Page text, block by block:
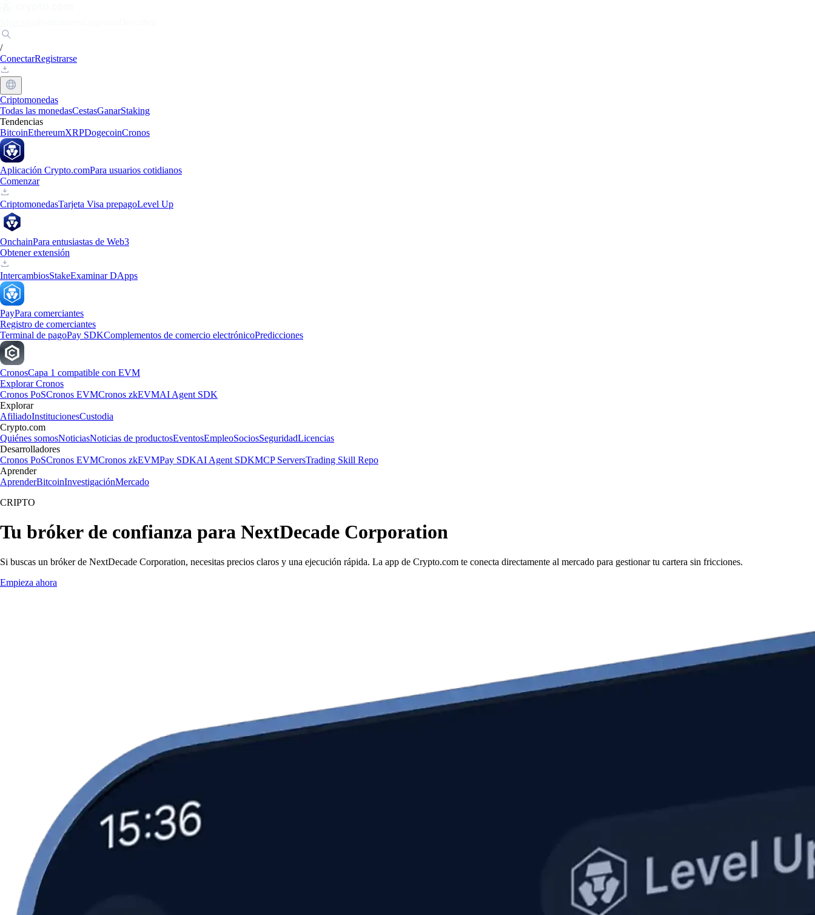
/
ConectarRegistrarse
Criptomonedas
Todas las monedasCestasGanarStaking
Tendencias
BitcoinEthereumXRPDogecoinCronos
Aplicación Crypto.comPara usuarios cotidianos
Comenzar
CriptomonedasTarjeta Visa prepagoLevel Up
OnchainPara entusiastas de Web3
Obtener extensión
IntercambiosStakeExaminar DApps
PayPara comerciantes
Registro de comerciantes
Terminal de pagoPay SDKComplementos de comercio electrónicoPredicciones
CronosCapa 1 compatible con EVM
Explorar Cronos
Cronos PoSCronos EVMCronos zkEVMAI Agent SDK
Explorar
AfiliadoInstitucionesCustodia
Crypto.com
Quiénes somosNoticiasNoticias de productosEventosEmpleoSociosSeguridadLicencias
Desarrolladores
Cronos PoSCronos EVMCronos zkEVMPay SDKAI Agent SDKMCP ServersTrading Skill Repo
Aprender
AprenderBitcoinInvestigaciónMercado
CRIPTO
Tu bróker de confianza para NextDecade Corporation
Si buscas un bróker de NextDecade Corporation, necesitas precios claros y una ejecución rápida. La app de Crypto.com te conecta directamente al mercado para gestionar tu cartera sin fricciones.
Empieza ahora